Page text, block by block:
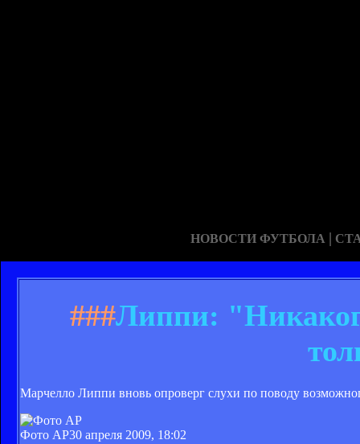
НОВОСТИ ФУТБОЛА |
###Липпи:
Марчелло Липпи вновь опроверг слухи по поводу
Фото AP30 апреля 2009, 18:02